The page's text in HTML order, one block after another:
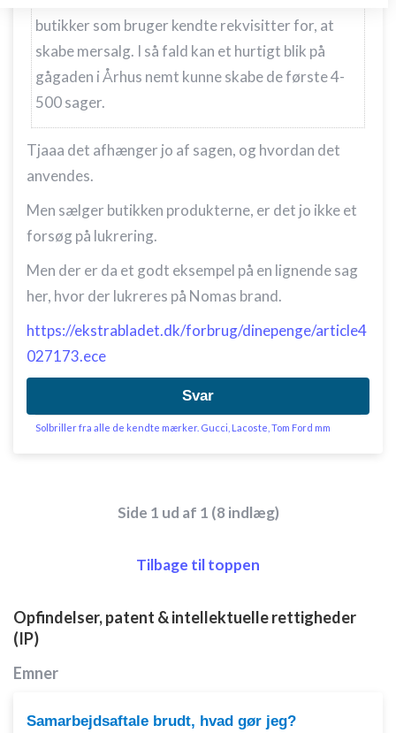
butikker som bruger kendte rekvisitter for, at
skabe mersalg. I så fald kan et hurtigt blik på
gågaden i Århus nemt kunne skabe de første 4-
500 sager.
Tjaaa det afhænger jo af sagen, og hvordan det
anvendes.
Men sælger butikken produkterne, er det jo ikke et
forsøg på lukrering.
Men der er da et godt eksempel på en lignende sag
her, hvor der lukreres på Nomas brand.
https://ekstrabladet.dk/forbrug/dinepenge/article4
027173.ece
Svar
Solbriller fra alle de kendte mærker. Gucci, Lacoste, Tom Ford mm
Side 1 ud af 1 (8 indlæg)
Tilbage til toppen
Opfindelser, patent & intellektuelle rettigheder
(IP)
Emner
Samarbejdsaftale brudt, hvad gør jeg?
Opbevare og/eller tilgå oplysninger på en
enhed
Bruge begrænsede oplysninger til at vælge
annoncering
Oprette profiler til tilpasset annoncering
Bruge profiler til at vælge tilpasset
annoncering
Bruge profiler til at vælge tilpasset indhold
Måle annonceringseffektivitet
Måle indholdseffektivitet
Forstå målgrupper gennem statistikker eller
kombinationer af oplysninger fra forskellige
Bruge præcise geografiske
Identificere enheder baseret på aktivt
Ikke-IAB-behandlingsformål:
Nødvendig
Ydeevne
Funktionel